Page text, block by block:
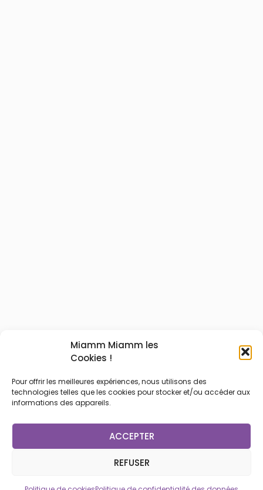
Miamm Miamm les
Cookies !
Pour offrir les meilleures expériences, nous utilisons des
technologies telles que les cookies pour stocker et/ou accéder aux
informations des appareils.
ACCEPTER
REFUSER